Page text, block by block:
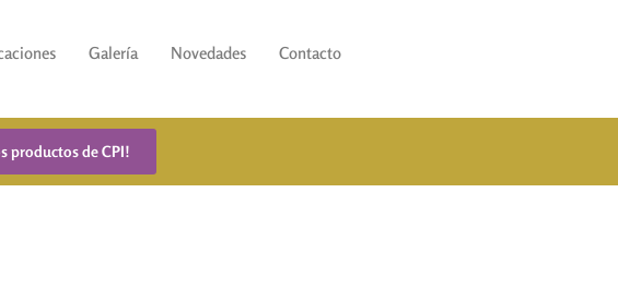
Galería Novedades Contacto
productos de CPI!